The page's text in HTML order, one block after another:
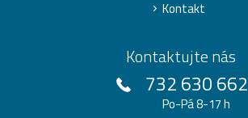
Kontakt
Kontaktujte nás
732 630 662
Po-Pá 8-17 h